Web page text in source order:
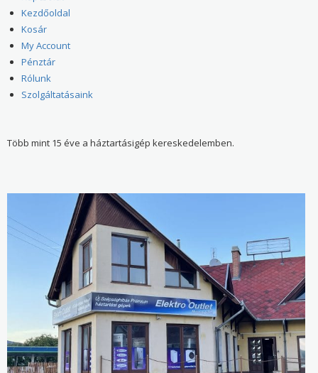
Kezdőoldal
Kosár
My Account
Pénztár
Rólunk
Szolgáltatásaink
Több mint 15 éve a háztartásigép kereskedelemben.